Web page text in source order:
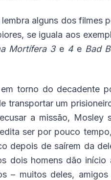
lembra alguns dos filmes
se iguala aos
Mortífera 3 e 4eBad
torno do decadente
transportar um
a missão, Mosley
ser por pouco
depois de saírem da
dois homens dão início
– muitos deles,